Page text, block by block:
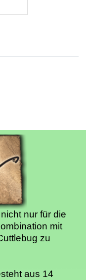
nur für die
mit
zu
aus 14